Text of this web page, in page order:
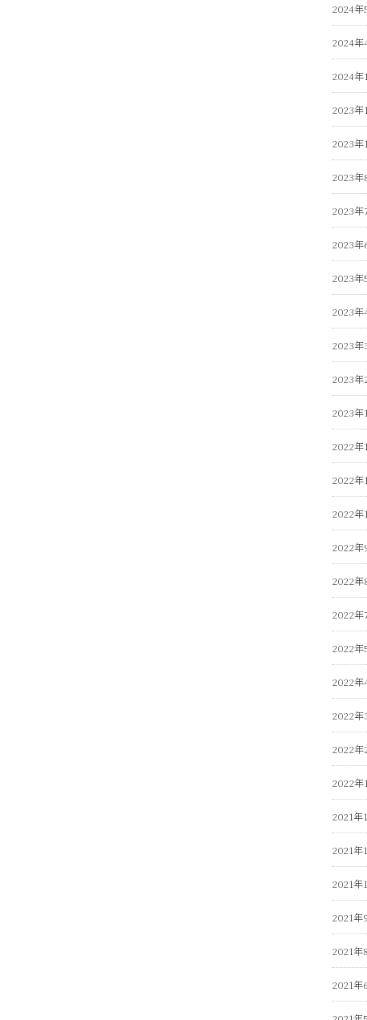
2024年
2024年
2024年
2023年
2023年
2023年
2023年
2023年
2023年
2023年
2023年
2023年
2023年
2022年
2022年
2022年
2022年
2022年
2022年
2022年
2022年
2022年
2022年
2022年
2021年
2021年
2021年
2021年
2021年
2021年